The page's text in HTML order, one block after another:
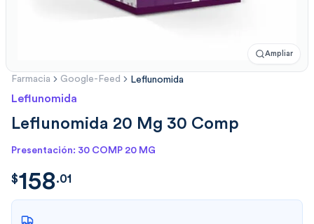
Ampliar
Farmacia Google-Feed Leflunomida
Leflunomida
Leflunomida 20 Mg 30 Comp
Presentación: 30 COMP 20 MG
$158.0100
$158.01